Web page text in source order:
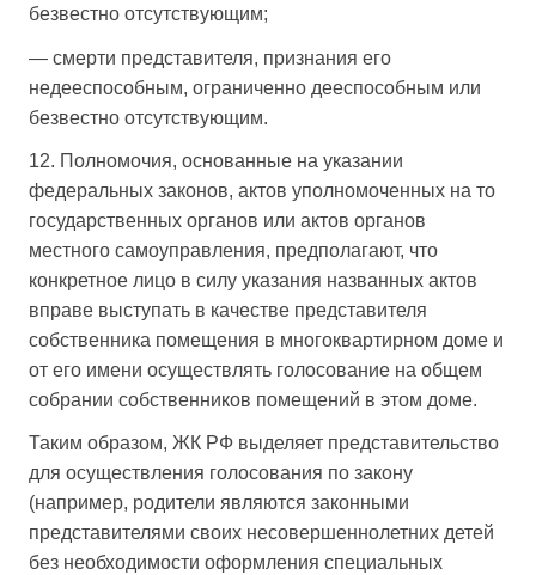
безвестно отсутствующим;
— смерти представителя, признания его
недееспособным, ограниченно дееспособным или
безвестно отсутствующим.
12. Полномочия, основанные на указании
федеральных законов, актов уполномоченных на то
государственных органов или актов органов
местного самоуправления, предполагают, что
конкретное лицо в силу указания названных актов
вправе выступать в качестве представителя
собственника помещения в многоквартирном доме и
от его имени осуществлять голосование на общем
собрании собственников помещений в этом доме.
Таким образом, ЖК РФ выделяет представительство
для осуществления голосования по закону
(например, родители являются законными
представителями своих несовершеннолетних детей
без необходимости оформления специальных